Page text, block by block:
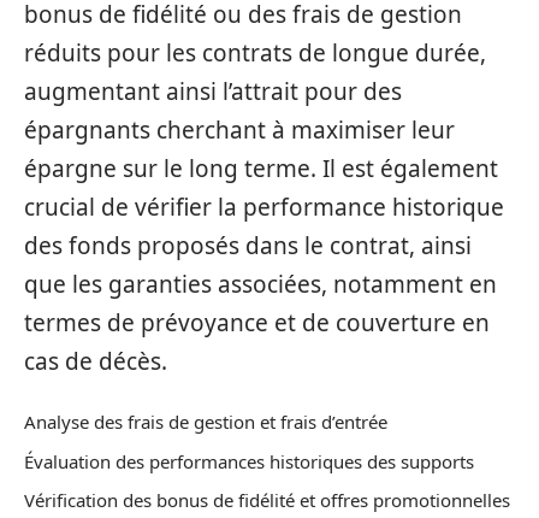
bonus de fidélité ou des frais de gestion
réduits pour les contrats de longue durée,
augmentant ainsi l’attrait pour des
épargnants cherchant à maximiser leur
épargne sur le long terme. Il est également
crucial de vérifier la performance historique
des fonds proposés dans le contrat, ainsi
que les garanties associées, notamment en
termes de prévoyance et de couverture en
cas de décès.
Analyse des frais de gestion et frais d’entrée
Évaluation des performances historiques des supports
Vérification des bonus de fidélité et offres promotionnelles